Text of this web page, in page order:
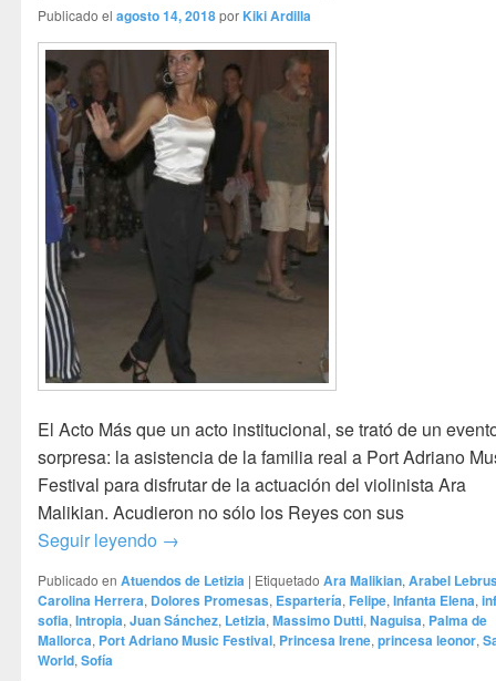
Publicado el agosto 14, 2018por Kiki Ardilla
El Acto Más que un acto institucional, se trató de un
sorpresa: la asistencia de la familia real a Port Adriano
Festival para disfrutar de la actuación del violinista Ara
Malikian. Acudieron no sólo los Reyes con sus
Seguir leyendo De concierto con la familia – Haciendo la
→
Publicado en Atuendos de Letizia | Etiquetado Ara Malikian,Arabel
Carolina Herrera, Dolores Promesas, Espartería, Felipe,Infanta Elena,
sofia,Intropia,Juan Sánchez, Letizia,Massimo Dutti,Naguisa, Palma de
Mallorca, Port Adriano Music Festival, Princesa Irene,princesa leonor,
World,Sofía